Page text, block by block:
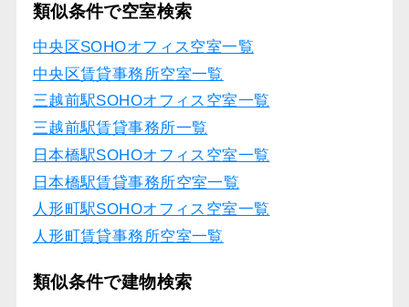
類似条件で空室検索
中央区SOHOオフィス空室一覧
中央区賃貸事務所空室一覧
三越前駅SOHOオフィス空室一覧
三越前駅賃貸事務所一覧
日本橋駅SOHOオフィス空室一覧
日本橋駅賃貸事務所空室一覧
人形町駅SOHOオフィス空室一覧
人形町賃貸事務所空室一覧
類似条件で建物検索